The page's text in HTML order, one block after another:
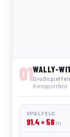
01WALLY-
Kleinsportfeld
SPIELFELD
91.4 × 58 m